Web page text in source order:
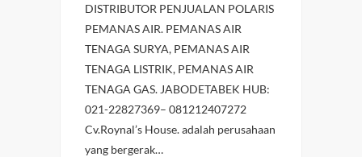
DISTRIBUTOR PENJUALAN POLARIS
PEMANAS AIR. PEMANAS AIR
TENAGA SURYA, PEMANAS AIR
TENAGA LISTRIK, PEMANAS AIR
TENAGA GAS. JABODETABEK HUB:
021-22827369– 081212407272
Cv.Roynal’s House. adalah perusahaan
yang bergerak…